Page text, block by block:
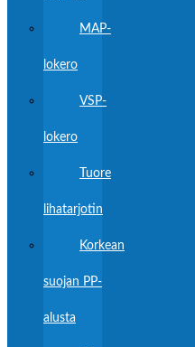
MAP-
lokero
VSP-
lokero
Tuore
lihatarjotin
Korkean
suojan PP-
alusta